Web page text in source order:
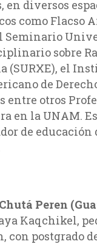
en diversos
como Flacso
Seminario
sobre
(SURXE), el
de
entre otros
en la UNAM. Es
de educación
Peren
Kaqchikel,
con postgrado